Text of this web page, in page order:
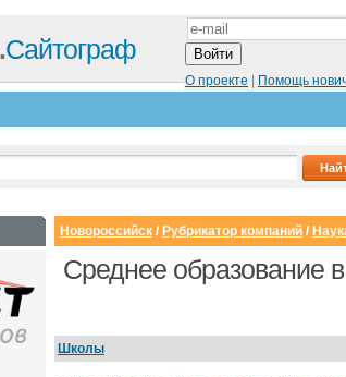
О проекте
Помощь
Сайтограф
Новороссийск / Рубрикатор компаний /
Среднее образование
Школы